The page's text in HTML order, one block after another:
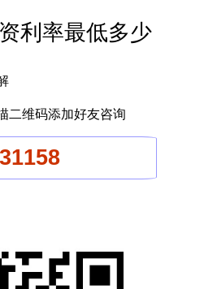
利率最低多少
二维码添加好友咨询